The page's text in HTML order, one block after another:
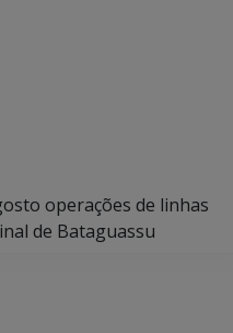
operações de linhas
de Bataguassu